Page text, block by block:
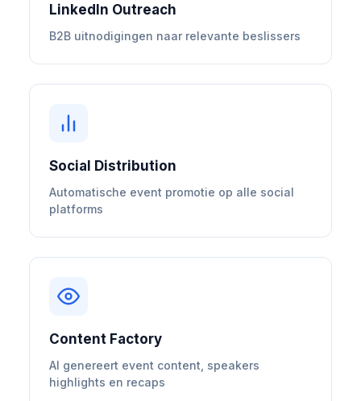
LinkedIn Outreach
B2B uitnodigingen naar relevante beslissers
Social Distribution
Automatische event promotie op alle social
platforms
Content Factory
AI genereert event content, speakers
highlights en recaps